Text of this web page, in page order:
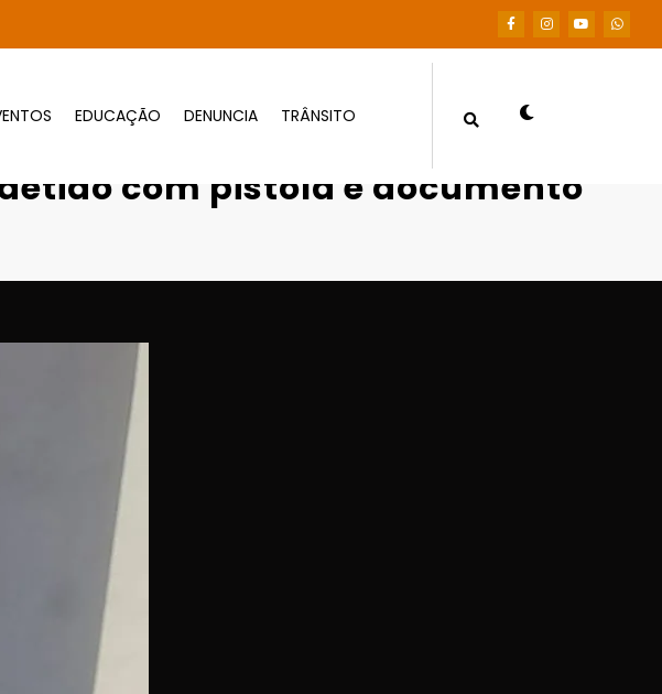
EDUCAÇÃO DENUNCIA TRÂNSITO
prisão é detido com pistola e documento falso
com pistola e documento